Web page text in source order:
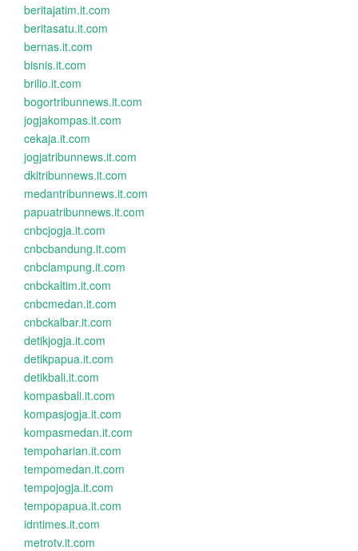
beritajatim.it.com
beritasatu.it.com
bernas.it.com
bisnis.it.com
brilio.it.com
bogortribunnews.it.com
jogjakompas.it.com
cekaja.it.com
jogjatribunnews.it.com
dkitribunnews.it.com
medantribunnews.it.com
papuatribunnews.it.com
cnbcjogja.it.com
cnbcbandung.it.com
cnbclampung.it.com
cnbckaltim.it.com
cnbcmedan.it.com
cnbckalbar.it.com
detikjogja.it.com
detikpapua.it.com
detikbali.it.com
kompasbali.it.com
kompasjogja.it.com
kompasmedan.it.com
tempoharian.it.com
tempomedan.it.com
tempojogja.it.com
tempopapua.it.com
idntimes.it.com
metrotv.it.com